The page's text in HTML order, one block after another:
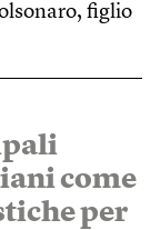
figlio
come
per